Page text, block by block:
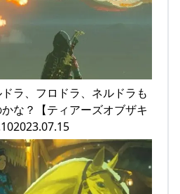
ドラ、フロドラ、ネルドラも
な？【ティアーズオブザキ